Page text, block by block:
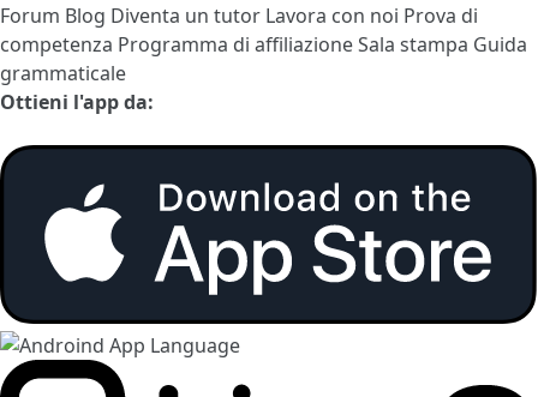
Forum Blog Diventa un tutor Lavora con noi Prova di
competenza Programma di affiliazioneSala stampa Guida
grammaticale
Ottieni l'app da: